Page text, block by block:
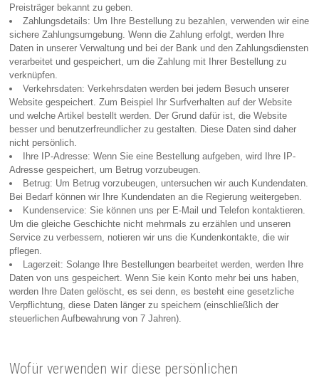
Preisträger bekannt zu geben.
Zahlungsdetails: Um Ihre Bestellung zu bezahlen, verwenden wir eine
sichere Zahlungsumgebung. Wenn die Zahlung erfolgt, werden Ihre
Daten in unserer Verwaltung und bei der Bank und den Zahlungsdiensten
verarbeitet und gespeichert, um die Zahlung mit Ihrer Bestellung zu
verknüpfen.
Verkehrsdaten: Verkehrsdaten werden bei jedem Besuch unserer
Website gespeichert. Zum Beispiel Ihr Surfverhalten auf der Website
und welche Artikel bestellt werden. Der Grund dafür ist, die Website
besser und benutzerfreundlicher zu gestalten. Diese Daten sind daher
nicht persönlich.
Ihre IP-Adresse: Wenn Sie eine Bestellung aufgeben, wird Ihre IP-
Adresse gespeichert, um Betrug vorzubeugen.
Betrug: Um Betrug vorzubeugen, untersuchen wir auch Kundendaten.
Bei Bedarf können wir Ihre Kundendaten an die Regierung weitergeben.
Kundenservice: Sie können uns per E-Mail und Telefon kontaktieren.
Um die gleiche Geschichte nicht mehrmals zu erzählen und unseren
Service zu verbessern, notieren wir uns die Kundenkontakte, die wir
pflegen.
Lagerzeit: Solange Ihre Bestellungen bearbeitet werden, werden Ihre
Daten von uns gespeichert. Wenn Sie kein Konto mehr bei uns haben,
werden Ihre Daten gelöscht, es sei denn, es besteht eine gesetzliche
Verpflichtung, diese Daten länger zu speichern (einschließlich der
steuerlichen Aufbewahrung von 7 Jahren).
Wofür verwenden wir diese persönlichen